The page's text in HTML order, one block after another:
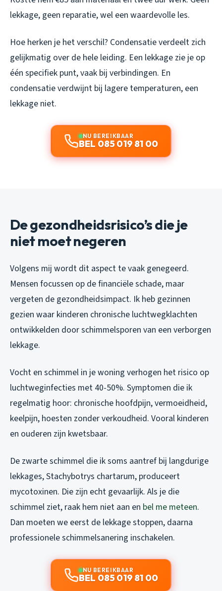
lekkage, geen reparatie, wel een waardevolle les.
Hoe herken je het verschil? Condensatie verdeelt zich
gelijkmatig over de hele leiding. Een lekkage zie je op
één specifiek punt, vaak bij verbindingen. En
condensatie verdwijnt bij lagere temperaturen, een
lekkage niet.
NU BEREIKBAAR
BEL 085 019 81 00
De gezondheidsrisico’s die je
niet moet negeren
Volgens mij wordt dit aspect te vaak genegeerd.
Mensen focussen op de financiële schade, maar
vergeten de gezondheidsimpact. Ik heb gezinnen
gezien waar kinderen chronische luchtwegklachten
ontwikkelden door schimmelsporen van een verborgen
lekkage.
Vocht en schimmel in je woning verhogen het risico op
luchtweginfecties met 40-50%. Symptomen die ik
regelmatig hoor: chronische hoofdpijn, vermoeidheid,
keelpijn, hoesten zonder verkoudheid. Vooral kinderen
en ouderen zijn kwetsbaar.
De zwarte schimmel die ik soms aantref bij langdurige
lekkages, Stachybotrys chartarum, produceert
mycotoxinen. Die zijn echt gevaarlijk. Als je die
schimmel ziet, raak hem niet aan en bel me meteen.
Dan moeten we eerst de lekkage stoppen, daarna
professionele schimmelsanering inschakelen.
NU BEREIKBAAR
BEL 085 019 81 00